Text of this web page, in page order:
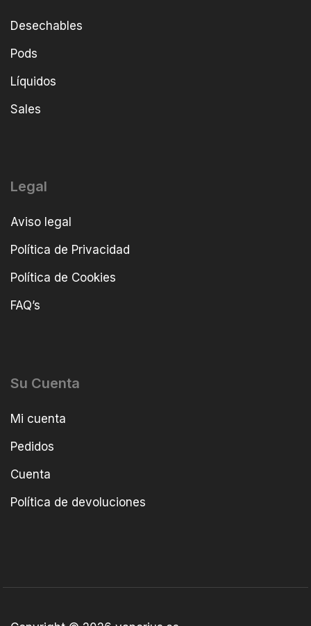
Desechables
Pods
Líquidos
Sales
Legal
Aviso legal
Política de Privacidad
Política de Cookies
FAQ’s
Su Cuenta
Mi cuenta
Pedidos
Cuenta
Política de devoluciones